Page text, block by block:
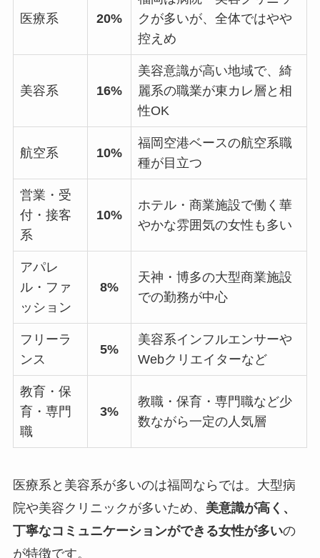
医療系 20%
クが多いが、全体ではやや
控えめ
美容系 16%
美容意識が高い地域で、綺
麗系の職業が東カレ層と相
性OK
航空系 10%
福岡空港ベースの航空系職
種が目立つ
営業・受
付・接客
系
10%
ホテル・商業施設で働く華
やかな雰囲気の女性も多い
アパレ
ル・ファ
ッション
8%
天神・博多の大型商業施設
での勤務が中心
フリーラ
ンス
5%
美容系インフルエンサーや
Webクリエイターなど
教育・保
育・専門
職
3%
教職・保育・専門職など少
数ながら一定の人気層
医療系と美容系が多いのは福岡ならでは。大型病
院や美容クリニックが多いため、 美意識が高く、
丁寧なコミュニケーションができる女性が多いの
が特徴です。